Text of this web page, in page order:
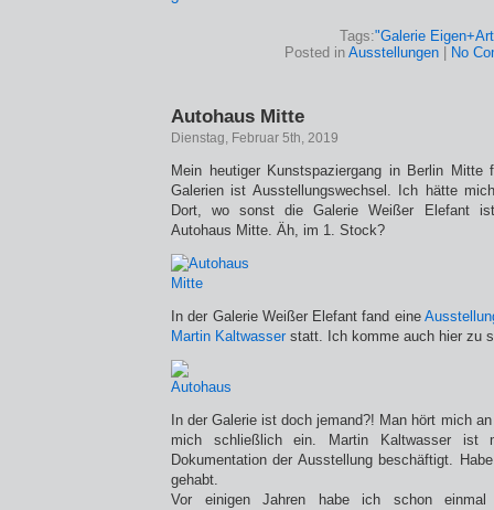
Tags:"Galerie
Posted in Ausstellungen| No
Autohaus Mitte
Dienstag, Februar 5th, 2019
Mein heutiger Kunstspaziergang in Berlin Mitte
Galerien ist Ausstellungswechsel. Ich hätte
Dort, wo sonst die Galerie Weißer Elefant
Autohaus Mitte. Äh, im 1. Stock?
In der Galerie Weißer Elefant fand eine
Martin Kaltwasser statt. Ich komme auch hier zu
In der Galerie ist doch jemand?! Man hört mich
mich schließlich ein. Martin Kaltwasser ist
Dokumentation der Ausstellung beschäftigt.
gehabt.
Vor einigen Jahren habe ich schon